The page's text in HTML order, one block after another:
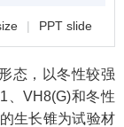
| PPT slide
态，以冬性较强
、VH8(G)和冬性
生长锥为试验材